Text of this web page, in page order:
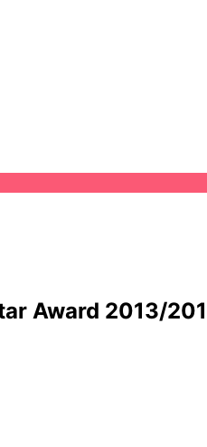
Award 2013/